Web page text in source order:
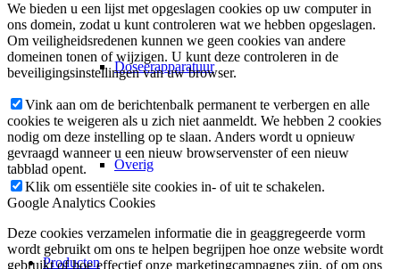
Doseerapparatuur
Overig
Producten
We bieden u een lijst met opgeslagen cookies op uw computer in
ons domein, zodat u kunt controleren wat we hebben opgeslagen.
Om veiligheidsredenen kunnen we geen cookies van andere
domeinen tonen of wijzigen. U kunt deze controleren in de
beveiligingsinstellingen van uw browser.
Vink aan om de berichtenbalk permanent te verbergen en alle
cookies te weigeren als u zich niet aanmeldt. We hebben 2 cookies
nodig om deze instelling op te slaan. Anders wordt u opnieuw
gevraagd wanneer u een nieuw browservenster of een nieuw
tabblad opent.
Klik om essentiële site cookies in- of uit te schakelen.
Google Analytics Cookies
Deze cookies verzamelen informatie die in geaggregeerde vorm
wordt gebruikt om ons te helpen begrijpen hoe onze website wordt
gebruikt of hoe effectief onze marketingcampagnes zijn, of om ons